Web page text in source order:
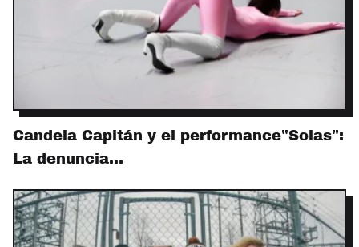
Candela Capitán y el performance"Solas":
La denuncia…